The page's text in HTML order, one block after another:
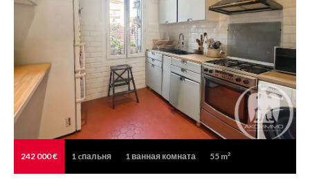
242 000 € 1 cпальня 1ванная комната 55 m²